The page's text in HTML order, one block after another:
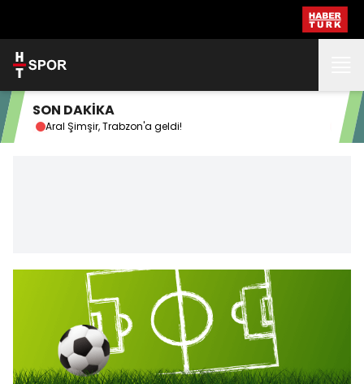
SON DAKİKA
Aral Şimşir, Trabzon'a geldi!